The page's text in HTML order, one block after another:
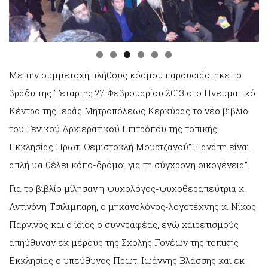
Με την συμμετοχή πλήθους κόσμου παρουσιάστηκε το
βράδυ της Τετάρτης 27 Φεβρουαρίου 2013 στο Πνευματικό
Κέντρο της Ιεράς Μητροπόλεως Κερκύρας το νέο βιβλίο
του Γενικού Αρχιερατικού Επιτρόπου της τοπικής
Εκκλησίας Πρωτ. Θεμιστοκλή Μουρτζανού”Η αγάπη είναι
απλή μα θέλει κόπο-δρόμοι για τη σύγχρονη οικογένεια”.
Για το βιβλίο μίλησαν η ψυχολόγος-ψυχοθεραπεύτρια κ.
Αντιγόνη Τσιλιμπάρη, ο μηχανολόγος-λογοτέχνης κ. Νίκος
Παργινός και ο ίδιος ο συγγραφέας, ενώ χαιρετισμούς
απηύθυναν εκ μέρους της Σχολής Γονέων της τοπικής
Εκκλησίας ο υπεύθυνος Πρωτ. Ιωάννης Βλάσσης και εκ